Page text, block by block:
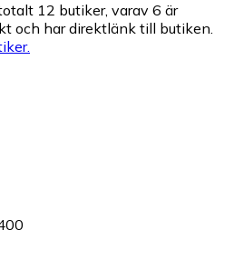
12 butiker, varav 6 är
och har direktlänk till butiken.